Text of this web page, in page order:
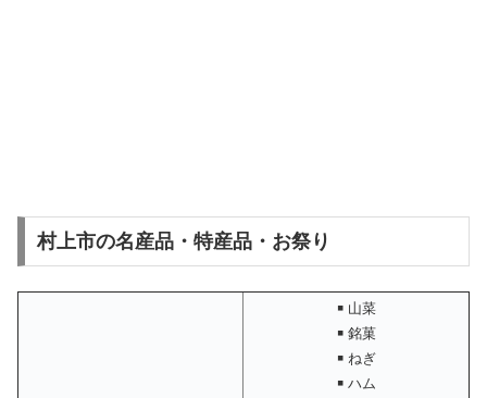
村上市の名産品・特産品・お祭り
￭ 山菜
￭ 銘菓
￭ ねぎ
￭ ハム